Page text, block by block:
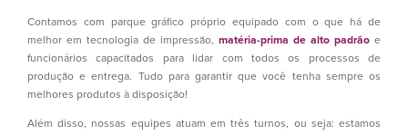
Contamos com parque gráfico próprio equipado com o que há de
melhor em tecnologia de impressão, matéria-prima de alto padrão e
funcionários capacitados para lidar com todos os processos de
produção e entrega. Tudo para garantir que você tenha sempre os
melhores produtos à disposição!
Além disso, nossas equipes atuam em três turnos, ou seja: estamos